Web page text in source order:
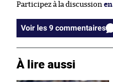
Participez à la discussion
Voir les 9 commentaires
À lire aussi